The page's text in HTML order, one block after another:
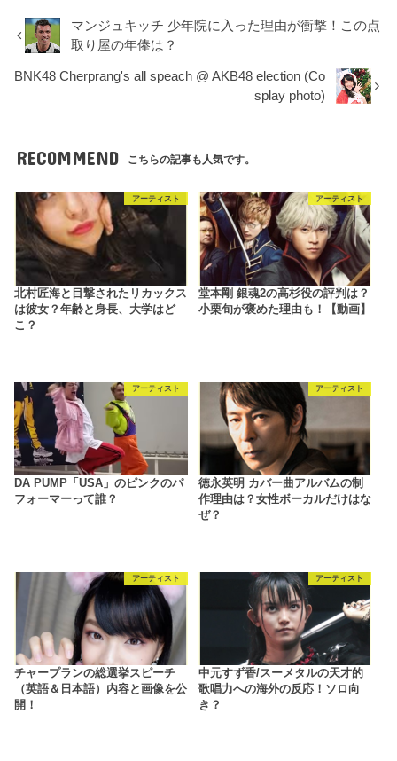
マンジュキッチ 少年院に入った理由が衝撃！この点
取り屋の年俸は？
BNK48 Cherprang's all speach @ AKB48 election (Co
splay photo)
RECOMMEND こちらの記事も人気です。
アーティスト
北村匠海と目撃されたリカックス
は彼女？年齢と身長、大学はど
こ？
アーティスト
堂本剛 銀魂2の高杉役の評判は？
小栗旬が褒めた理由も！【動画】
アーティスト
DA PUMP「USA」のピンクのパ
フォーマーって誰？
アーティスト
徳永英明 カバー曲アルバムの制
作理由は？女性ボーカルだけはな
ぜ？
アーティスト
チャープランの総選挙スピーチ
（英語＆日本語）内容と画像を公
開！
アーティスト
中元すず香/スーメタルの天才的
歌唱力への海外の反応！ソロ向
き？